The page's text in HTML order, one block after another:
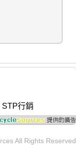
STP行銷
All Rights Reserved.